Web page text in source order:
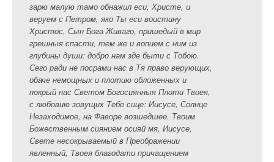
зарю малую тамо обнажил еси, Христе, и
веруем с Петром, яко Ты еси воистину
Христос, Сын Бога Живаго, пришедый в мир
грешныя спасти, тем же и вопием с ним из
глубины души: добро нам зде быти с Тобою.
Сего ради не посрами нас в Тя право верующих,
обаче немощных и плотию обложенных и
покрый нас Светом Богосиянныя Плоти Твоея,
с любовию зовущих Тебе сице: Иисусе, Солнце
Незаходимое, на Фаворе возшедшее. Твоим
Божественным сиянием осияй мя, Иисусе,
Свете несокрываемый в Преображении
явленный, Твоея благодати причащением